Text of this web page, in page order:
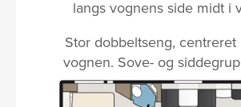
langs vognens side midt i
Stor dobbeltseng, centreret
vognen. Sove- og